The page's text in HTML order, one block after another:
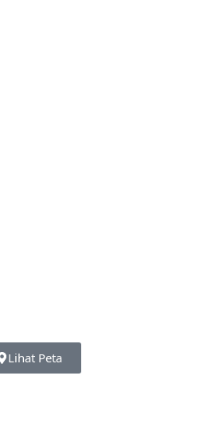
Lihat Peta